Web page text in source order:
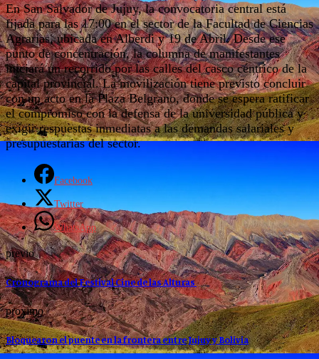
En San Salvador de Jujuy, la convocatoria central está
fijada para las 17:00 en el sector de la Facultad de Ciencias
Agrarias, ubicada en Alberdi y 19 de Abril. Desde ese
punto de concentración, la columna de manifestantes
iniciará un recorrido por las calles del casco céntrico de la
capital provincial. La movilización tiene previsto concluir
con un acto en la Plaza Belgrano, donde se espera ratificar
el compromiso con la defensa de la universidad pública y
exigir respuestas inmediatas a las demandas salariales y
presupuestarias del sector.
Facebook
Twitter
WhatsApp
previo
Cronograma del Festival Cine de las Alturas
proximo
Bloquearon el puente en la frontera entre Jujuy y Bolivia